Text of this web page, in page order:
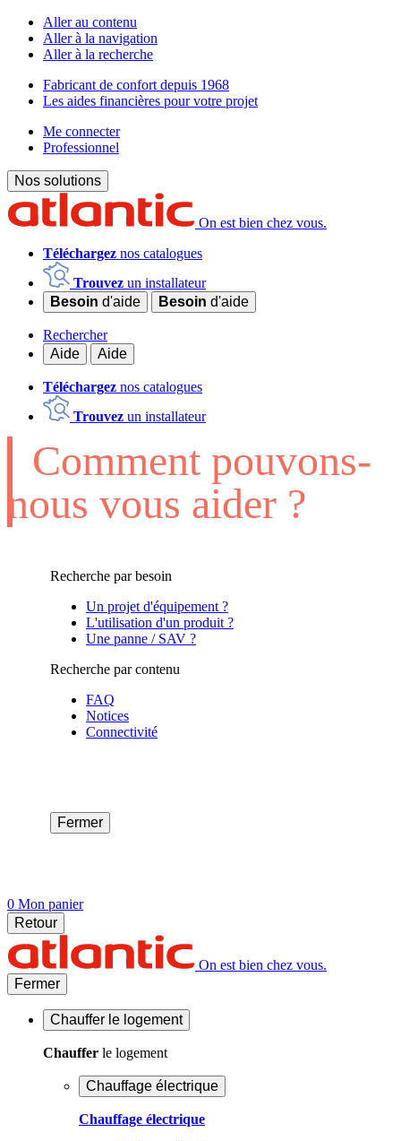
Aller au contenu
Aller à la navigation
Aller à la recherche
Fabricant de confort depuis 1968
Les aides financières pour votre projet
Me connecter
Professionnel
Nos solutions
On est bien chez vous.
Téléchargez nos catalogues
Trouvez un installateur
Besoin d'aide Besoin d'aide
Rechercher
Aide
Aide
Téléchargez nos catalogues
Trouvez un installateur
Comment pouvons-
nous vous aider ?
Recherche par besoin
Un projet d'équipement ?
L'utilisation d'un produit ?
Une panne / SAV ?
Recherche par contenu
FAQ
Notices
Connectivité
Fermer
0 Mon panier
Retour
On est bien chez vous.
Fermer
Chauffer le logement
Chauffer le logement
Chauffage électrique
Chauffage électrique